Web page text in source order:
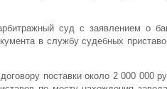
суд с заявлением о
в службу судебных
поставки около 2 000 000